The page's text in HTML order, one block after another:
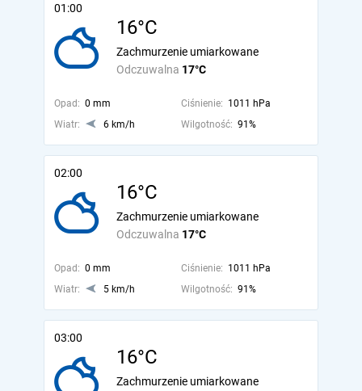
01:00
16°C
Odczuwalna 17°C
Zachmurzenie umiarkowane
Opad: 0 mm Ciśnienie: 1011 hPa
Wiatr:
6 km/h Wilgotność: 91%
02:00
16°C
Odczuwalna 17°C
Zachmurzenie umiarkowane
Opad: 0 mm Ciśnienie: 1011 hPa
Wiatr:
5 km/h Wilgotność: 91%
03:00
16°C
Zachmurzenie umiarkowane